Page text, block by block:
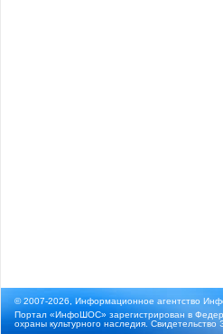
© 2007-2026, Информационное агентство
Портал «ИнфоШОС» зарегистрирован в
охраны культурного наследия.